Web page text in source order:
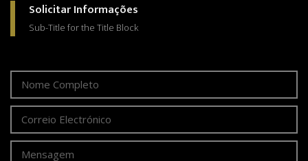
Solicitar Informações
Sub-Title for the Title Block